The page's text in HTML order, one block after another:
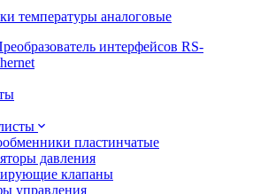
температуры аналоговые
интерфейсов RS-
пластинчатые
давления
клапаны
управления